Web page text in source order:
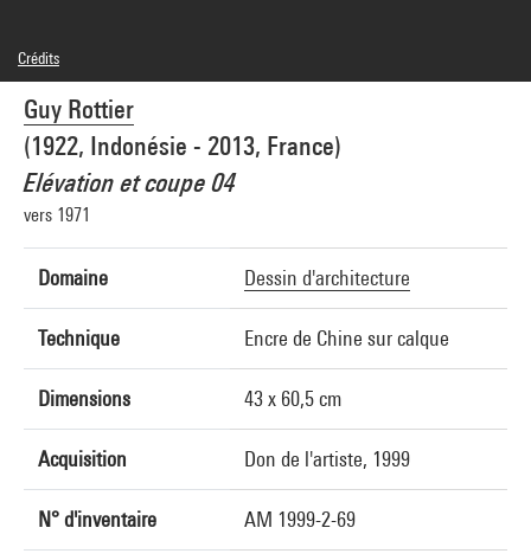
Guy Rottier
(1922, Indonésie - 2013, France)
Elévation et coupe 04
vers 1971
Domaine Dessin d'architecture
Technique Encre de Chine sur calque
Dimensions 43 x 60,5 cm
Acquisition Don de l'artiste, 1999
N° d'inventaire AM 1999-2-69
Crédits
© Guy Rottier
Réf. image : 4R15940 [1999 CX 3228]
Diffusion image :GrandPalaisRmnPhoto